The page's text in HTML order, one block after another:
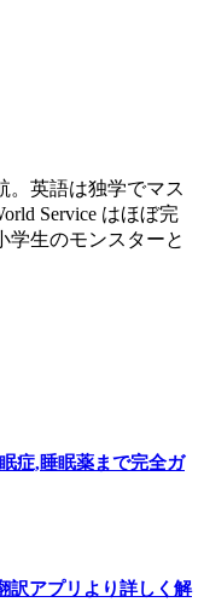
。英語は独学でマス
Service はほぼ完
学生のモンスターと
症,睡眠薬まで完全ガ
訳アプリより詳しく解